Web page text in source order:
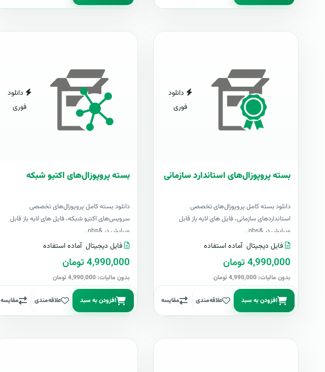
دانلود
فوری
بسته پروپوزال‌های استاندارد سازمانی
دانلود بسته کامل پروپوزال‌های تخصصی
استانداردهای سازمانی، فایل های لایه باز قابل
ویرایش در &nbs..
فایل دیجیتال آماده استفاده
4,990,000 تومان
بدون مالیات: 4,990,000 تومان
افزودن به سبد علاقه‌مندی مقایسه
دانلود
فوری
بسته پروپوزال‌های اکتیو شبکه
دانلود بسته کامل پروپوزال‌های تخصصی
سرویس‌های اکتیو شبکه، فایل های لایه باز قابل
ویرایش در &nbs..
فایل دیجیتال آماده استفاده
4,990,000 تومان
بدون مالیات: 4,990,000 تومان
افزودن به سبد علاقه‌مندی مقایسه